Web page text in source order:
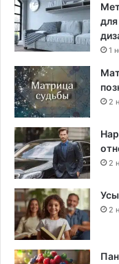
1
2
2
2